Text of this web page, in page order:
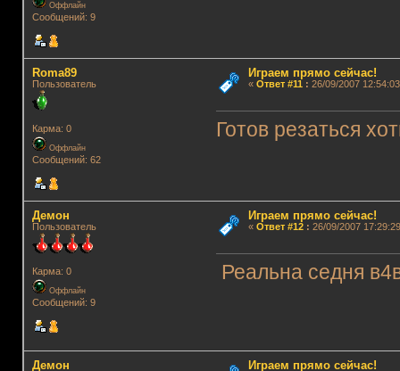
Оффлайн
Сообщений: 9
Roma89
Пользователь
Карма: 0
Оффлайн
Сообщений: 62
Играем прямо сейчас!
« Ответ #11 : 26/09/2007
Готов резаться
Демон
Пользователь
Карма: 0
Оффлайн
Сообщений: 9
Играем прямо сейчас!
« Ответ #12: 26/09/2007
Реальна седня
Демон Играем прямо сейчас!